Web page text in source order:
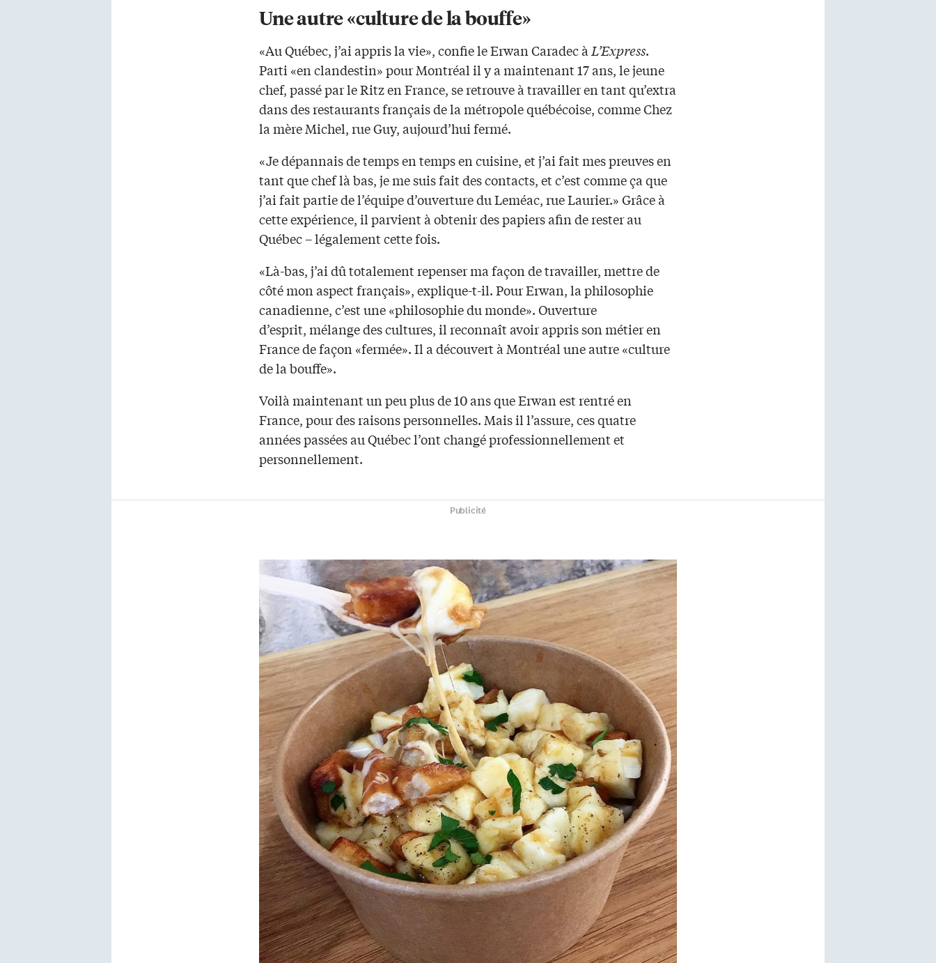
Une autre «culture de la bouffe»
«Au Québec, j’ai appris la vie», confie le Erwan Caradec à L’Express.
Parti «en clandestin» pour Montréal il y a maintenant 17 ans, le jeune
chef, passé par le Ritz en France, se retrouve à travailler en tant qu’extra
dans des restaurants français de la métropole québécoise, comme Chez
la mère Michel, rue Guy, aujourd’hui fermé.
«Je dépannais de temps en temps en cuisine, et j’ai fait mes preuves en
tant que chef là bas, je me suis fait des contacts, et c’est comme ça que
j’ai fait partie de l’équipe d’ouverture du Leméac, rue Laurier.» Grâce à
cette expérience, il parvient à obtenir des papiers afin de rester au
Québec – légalement cette fois.
«Là-bas, j’ai dû totalement repenser ma façon de travailler, mettre de
côté mon aspect français», explique-t-il. Pour Erwan, la philosophie
canadienne, c’est une «philosophie du monde». Ouverture
d’esprit, mélange des cultures, il reconnaît avoir appris son métier en
France de façon «fermée». Il a découvert à Montréal une autre «culture
de la bouffe».
Voilà maintenant un peu plus de 10 ans que Erwan est rentré en
France, pour des raisons personnelles. Mais il l’assure, ces quatre
années passées au Québec l’ont changé professionnellement et
personnellement.
Publicité